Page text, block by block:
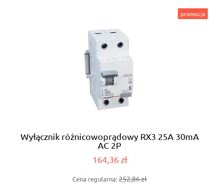
Wyłącznik różnicowoprądowy RX3 25A 30mA
AC 2P
164,36 zł
Cena regularna:252,86 zł
promocja